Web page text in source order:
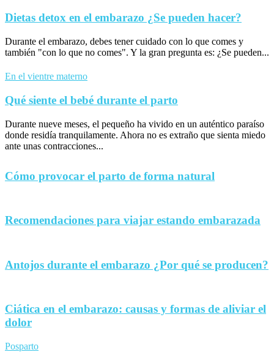
Dietas detox en el embarazo ¿Se pueden hacer?
Durante el embarazo, debes tener cuidado con lo que comes y
también "con lo que no comes". Y la gran pregunta es: ¿Se pueden...
En el vientre materno
Qué siente el bebé durante el parto
Durante nueve meses, el pequeño ha vivido en un auténtico paraíso
donde residía tranquilamente. Ahora no es extraño que sienta miedo
ante unas contracciones...
Cómo provocar el parto de forma natural
Recomendaciones para viajar estando embarazada
Antojos durante el embarazo ¿Por qué se producen?
Ciática en el embarazo: causas y formas de aliviar el
dolor
Posparto